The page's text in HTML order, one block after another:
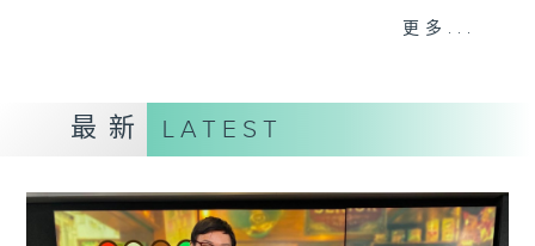
3) 暖流热线 : 关顾长者心灵需要，透过电话1872312，
主持：Harry哥哥、周绮玲、邓添乐、黎茜姸
编导：周绮玲、邓添乐
更多...
最新 LATEST